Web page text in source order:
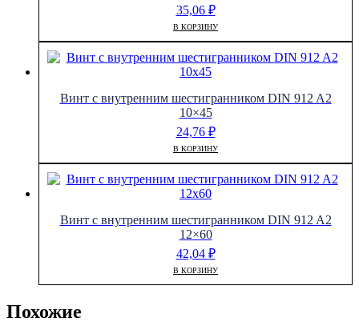
35,06 ₽
В КОРЗИНУ
Винт с внутренним шестигранником DIN 912 A2
10×45
24,76 ₽
В КОРЗИНУ
Винт с внутренним шестигранником DIN 912 A2
12×60
42,04 ₽
В КОРЗИНУ
Похожие